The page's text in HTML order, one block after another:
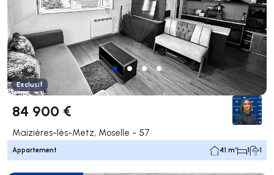
Exclusif
84 900 €
Maizières-lès-Metz, Moselle - 57
Appartement 41 m² 1 1